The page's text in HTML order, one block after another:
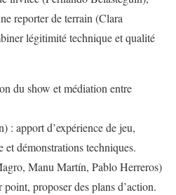
reporter de terrain (Clara
légitimité technique et qualité
du show et médiation entre
: apport d’expérience de jeu,
et démonstrations techniques.
Manu Martín, Pablo Herreros)
proposer des plans d’action.